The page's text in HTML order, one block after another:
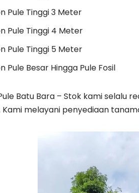
Pule Tinggi 3 Meter
Pule Tinggi 4 Meter
Pule Tinggi 5 Meter
Pule Besar Hingga Pule Fosil
Batu Bara – Stok kami selalu
Kami melayani penyediaan